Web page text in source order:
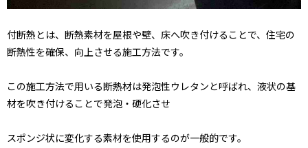
付断熱とは、断熱素材を屋根や壁、床へ吹き付けることで、住宅の
断熱性を確保、向上させる施工方法です。
この施工方法で用いる断熱材は発泡性ウレタンと呼ばれ、液状の基
材を吹き付けることで発泡・硬化させ
スポンジ状に変化する素材を使用するのが一般的です。